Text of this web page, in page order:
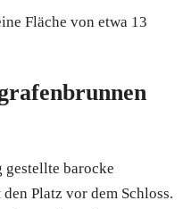
Fläche von etwa 13
gestellte barocke
Platz vor dem Schloss.